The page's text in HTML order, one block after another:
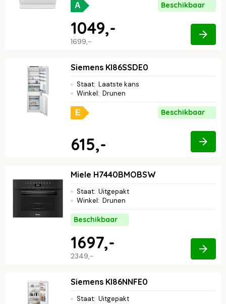
A Beschikbaar
1699,-
1049,-
Siemens KI86SSDE0
Staat: Laatste kans
Winkel: Drunen
E Beschikbaar
615,-
Miele H7440BMOBSW
Staat: Uitgepakt
Winkel: Drunen
Beschikbaar
2349,-
1697,-
Siemens KI86NNFE0
Staat: Uitgepakt